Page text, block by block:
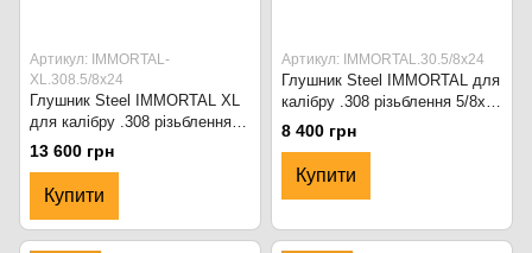
Артикул: IMMORTAL-
XL.308.5/8x24
Глушник Steel IMMORTAL XL
для калібру .308 різьблення
5/8x24 - 160мм. Чорний
13 600 грн
Купити
Артикул: IMMORTAL.30.5/8x24
Глушник Steel IMMORTAL для
калібру .308 різьблення 5/8x24
- 220мм. Чорний
8 400 грн
Купити